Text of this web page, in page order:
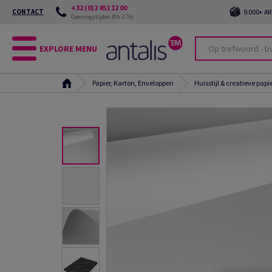
CONTACT +32 (0)2 451 12 00
Openingstijden (8h-17h) 9.000+
EXPLORE MENU
Papier, Karton, Enveloppen Huisstijl & creatieve